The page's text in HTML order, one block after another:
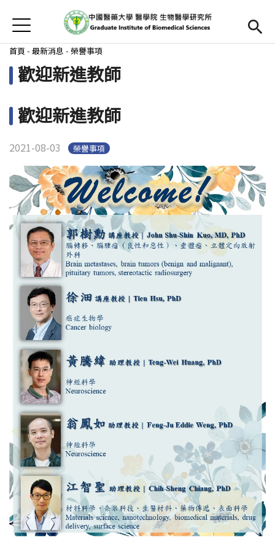
首頁
首頁
最新消息
本所簡介
Open submenu (課程資訊)
課程資訊
招生訊息
檔案下載
法規辦法
您在這裡
首頁 - 最新消息 - 榮譽事項
歡迎新進教師
歡迎新進教師
2021-08-03 榮譽事項